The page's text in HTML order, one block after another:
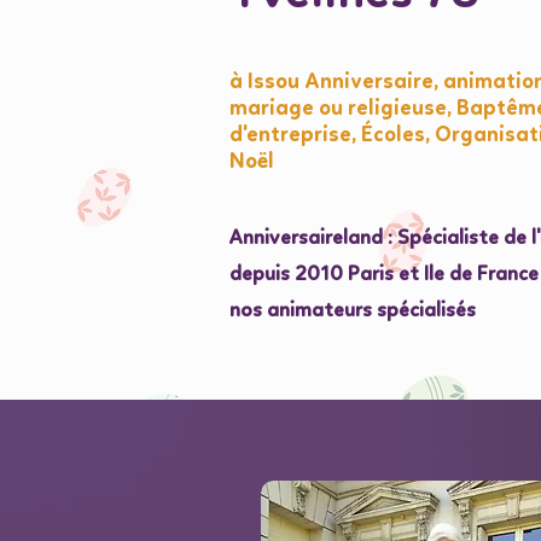
à Issou Anniversaire,
mariage ou religieuse,
d'entreprise, Écoles,
Noël
Anniversaireland : Spécialiste
depuis 2010 Paris et Ile de
nos animateurs spécialisés